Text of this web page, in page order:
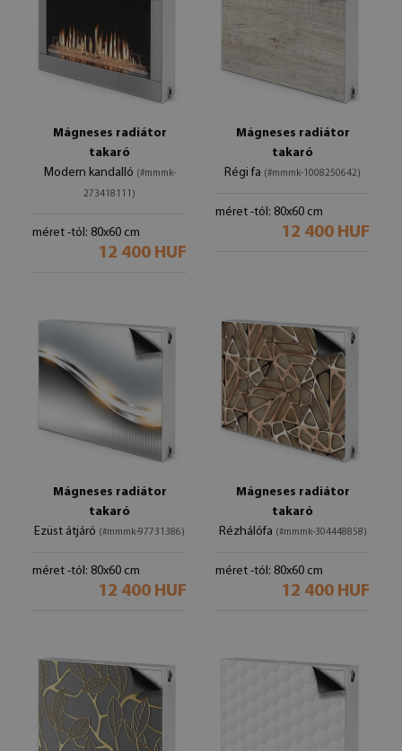
Mágneses radiátor
takaró
Modern kandalló (#mmmk-
273418111)
méret -tól: 80x60 cm
12 400 HUF
Mágneses radiátor
takaró
Régi fa (#mmmk-1008250642)
méret -tól: 80x60 cm
12 400 HUF
Mágneses radiátor
takaró
Ezüst átjáró (#mmmk-97731386)
méret -tól: 80x60 cm
12 400 HUF
Mágneses radiátor
takaró
Rézhálófa (#mmmk-304448858)
méret -tól: 80x60 cm
12 400 HUF